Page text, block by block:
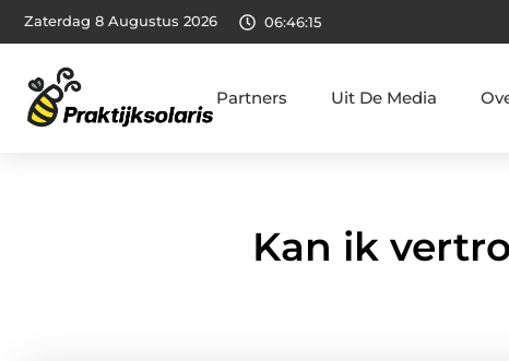
Zaterdag 8 Augustus 2026 06:46:17
Partners Uit De Media
Kan ik